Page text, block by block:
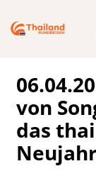
von
das